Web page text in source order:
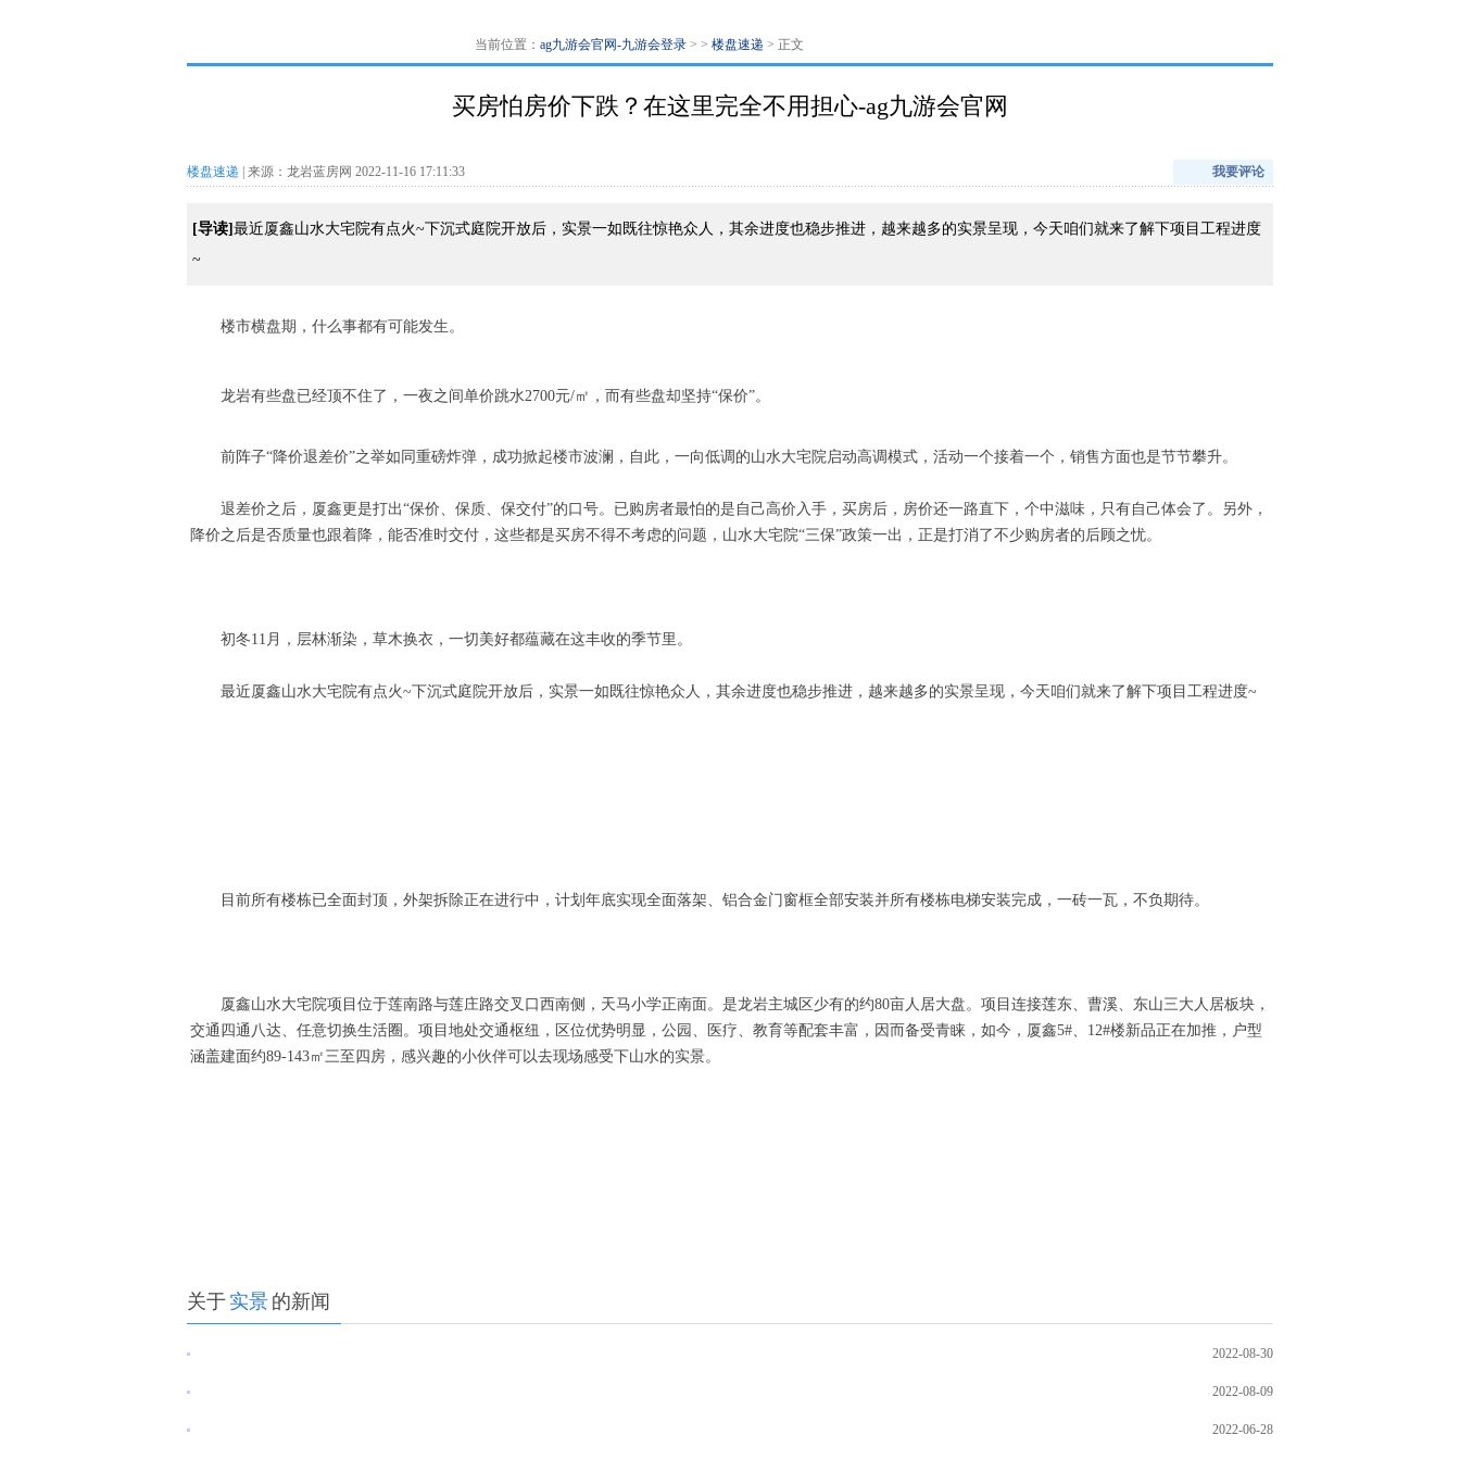
当前位置： ag九游会官网-九游会登录 > > 楼盘速递 > 正文
买房怕房价下跌？在这里完全不用担心-ag九游会官网
楼盘速递 | 来源：龙岩蓝房网 2022-11-16 17:11:33 我要评论
[导读] 最近厦鑫山水大宅院有点火~下沉式庭院开放后，实景一如既往惊艳众人，其余进度也稳步推进，越来越多的实景呈现，今天咱们就来了解下项目工程进度
~
楼市横盘期，什么事都有可能发生。
龙岩有些盘已经顶不住了，一夜之间单价跳水2700元/㎡，而有些盘却坚持“保价”。
前阵子“降价退差价”之举如同重磅炸弹，成功掀起楼市波澜，自此，一向低调的山水大宅院启动高调模式，活动一个接着一个，销售方面也是节节攀升。
退差价之后，厦鑫更是打出“保价、保质、保交付”的口号。已购房者最怕的是自己高价入手，买房后，房价还一路直下，个中滋味，只有自己体会了。另外，
降价之后是否质量也跟着降，能否准时交付，这些都是买房不得不考虑的问题，山水大宅院“三保”政策一出，正是打消了不少购房者的后顾之忧。
初冬11月，层林渐染，草木换衣，一切美好都蕴藏在这丰收的季节里。
最近厦鑫山水大宅院有点火~下沉式庭院开放后，实景一如既往惊艳众人，其余进度也稳步推进，越来越多的实景呈现，今天咱们就来了解下项目工程进度~
目前所有楼栋已全面封顶，外架拆除正在进行中，计划年底实现全面落架、铝合金门窗框全部安装并所有楼栋电梯安装完成，一砖一瓦，不负期待。
厦鑫山水大宅院项目位于莲南路与莲庄路交叉口西南侧，天马小学正南面。是龙岩主城区少有的约80亩人居大盘。项目连接莲东、曹溪、东山三大人居板块，
交通四通八达、任意切换生活圈。项目地处交通枢纽，区位优势明显，公园、医疗、教育等配套丰富，因而备受青睐，如今，厦鑫5#、12#楼新品正在加推，户型
涵盖建面约89-143㎡三至四房，感兴趣的小伙伴可以去现场感受下山水的实景。
关于 实景 的新闻
2022-08-30
2022-08-09
2022-06-28